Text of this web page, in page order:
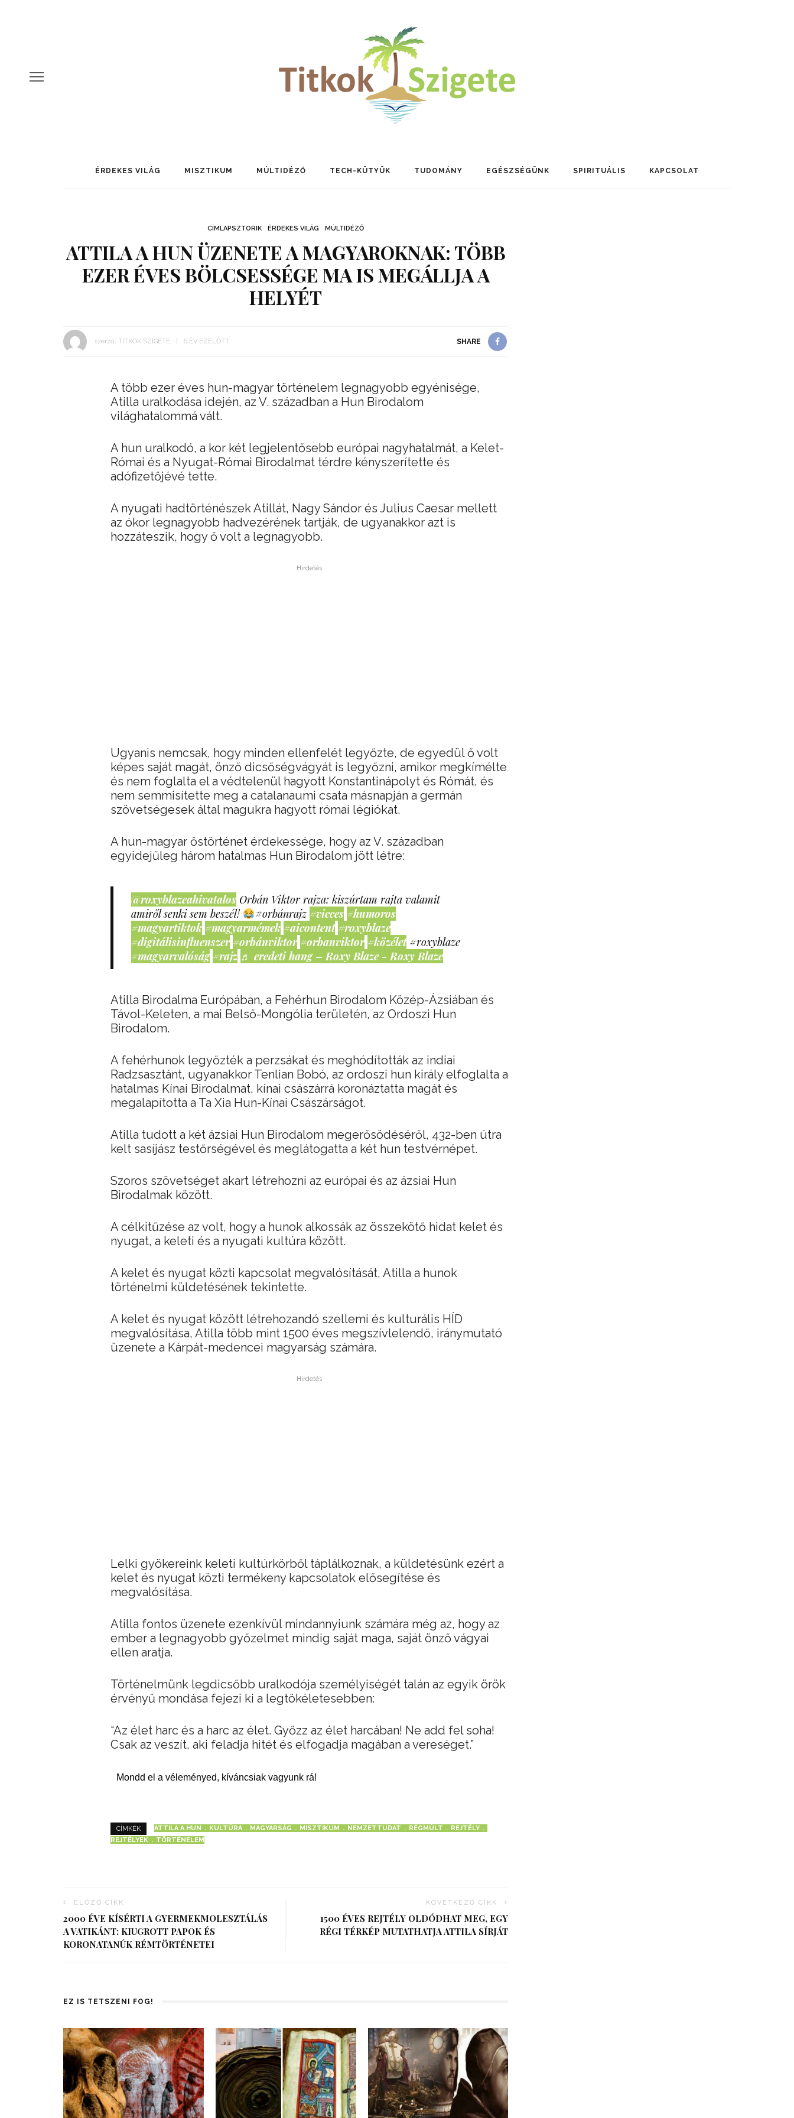
ÉRDEKES VILÁG MISZTIKUM MÚLTIDÉZŐ TECH-KÜTYÜK TUDOMÁNY EGÉSZSÉGÜNK SPIRITUÁLIS KAPCSOLAT
CÍMLAPSZTORIK ÉRDEKES VILÁG MÚLTIDÉZŐ
ATTILA A HUN ÜZENETE A MAGYAROKNAK: TÖBB
EZER ÉVES BÖLCSESSÉGE MA IS MEGÁLLJA A
HELYÉT
szerző: TITKOK SZIGETE 6 ÉV EZELŐTT SHARE
A több ezer éves hun-magyar történelem legnagyobb egyénisége,
Atilla uralkodása idején, az V. században a Hun Birodalom
világhatalommá vált.
A hun uralkodó, a kor két legjelentősebb európai nagyhatalmát, a Kelet-
Római és a Nyugat-Római Birodalmat térdre kényszerítette és
adófizetőjévé tette.
A nyugati hadtörténészek Atillát, Nagy Sándor és Julius Caesar mellett
az ókor legnagyobb hadvezérének tartják, de ugyanakkor azt is
hozzáteszik, hogy ő volt a legnagyobb.
Hirdetés
Ugyanis nemcsak, hogy minden ellenfelét legyőzte, de egyedül ő volt
képes saját magát, önző dicsőségvágyát is legyőzni, amikor megkímélte
és nem foglalta el a védtelenül hagyott Konstantinápolyt és Rómát, és
nem semmisítette meg a catalanaumi csata másnapján a germán
szövetségesek által magukra hagyott római légiókat.
A hun-magyar őstörténet érdekessége, hogy az V. században
egyidejűleg három hatalmas Hun Birodalom jött létre:
@roxyblazeahivatalos Orbán Viktor rajza: kiszúrtam rajta valamit
amiről senki sem beszél!
#orbánrajz #vicces #humoros
#magyartiktok #magyarmémek #aicontent #roxyblaze
#digitálisinfluenszer #orbánviktor #orbanviktor #közélet #roxyblaze
#magyarvalóság #rajz ♬ eredeti hang – Roxy Blaze - Roxy Blaze
Atilla Birodalma Európában, a Fehérhun Birodalom Közép-Ázsiában és
Távol-Keleten, a mai Belső-Mongólia területén, az Ordoszi Hun
Birodalom.
A fehérhunok legyőzték a perzsákat és meghódították az indiai
Radzsasztánt, ugyanakkor Tenlian Bobó, az ordoszi hun király elfoglalta a
hatalmas Kínai Birodalmat, kínai császárrá koronáztatta magát és
megalapította a Ta Xia Hun-Kínai Császárságot.
Atilla tudott a két ázsiai Hun Birodalom megerősödéséről, 432-ben útra
kelt sasíjász testőrségével és meglátogatta a két hun testvérnépet.
Szoros szövetséget akart létrehozni az európai és az ázsiai Hun
Birodalmak között.
A célkitűzése az volt, hogy a hunok alkossák az összekötő hidat kelet és
nyugat, a keleti és a nyugati kultúra között.
A kelet és nyugat közti kapcsolat megvalósítását, Atilla a hunok
történelmi küldetésének tekintette.
A kelet és nyugat között létrehozandó szellemi és kulturális HÍD
megvalósítása, Atilla több mint 1500 éves megszívlelendő, iránymutató
üzenete a Kárpát-medencei magyarság számára.
Hirdetés
Lelki gyökereink keleti kultúrkörből táplálkoznak, a küldetésünk ezért a
kelet és nyugat közti termékeny kapcsolatok elősegítése és
megvalósítása.
Atilla fontos üzenete ezenkívül mindannyiunk számára még az, hogy az
ember a legnagyobb győzelmet mindig saját maga, saját önző vágyai
ellen aratja.
Történelmünk legdicsőbb uralkodója személyiségét talán az egyik örök
érvényű mondása fejezi ki a legtökéletesebben:
“Az élet harc és a harc az élet. Győzz az élet harcában! Ne add fel soha!
Csak az veszít, aki feladja hitét és elfogadja magában a vereséget.”
Mondd el a véleményed, kíváncsiak vagyunk rá!
CÍMKÉK ATTILA A HUN KULTÚRA MAGYARSÁG MISZTIKUM NEMZETTUDAT RÉGMÚLT
REJTÉLY
REJTÉLYEK
TÖRTÉNELEM
ELŐZŐ CIKK
2000 ÉVE KÍSÉRTI A GYERMEKMOLESZTÁLÁS
A VATIKÁNT: KIUGROTT PAPOK ÉS
KORONATANÚK RÉMTÖRTÉNETEI
KÖVETKEZŐ CIKK
1500 ÉVES REJTÉLY OLDÓDHAT MEG, EGY
RÉGI TÉRKÉP MUTATHATJA ATTILA SÍRJÁT
EZ IS TETSZENI FOG!